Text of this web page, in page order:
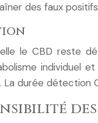
des faux
le CBD reste
individuel
La durée